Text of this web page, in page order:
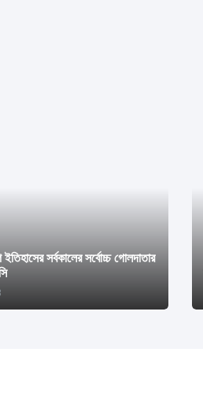
ইতিহাসের সর্বকালের সর্বোচ্চ গোলদাতার